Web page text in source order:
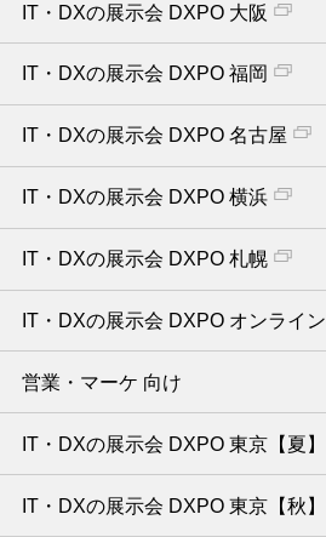
IT・DXの展示会 DXPO 大阪
IT・DXの展示会 DXPO 福岡
IT・DXの展示会 DXPO 名古屋
IT・DXの展示会 DXPO 横浜
IT・DXの展示会 DXPO 札幌
IT・DXの展示会 DXPO オンライン
営業・マーケ 向け
IT・DXの展示会 DXPO 東京【夏】
IT・DXの展示会 DXPO 東京【秋】